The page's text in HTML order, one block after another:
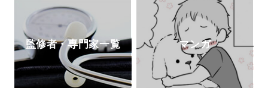
監修者・専門家一覧 マンガ